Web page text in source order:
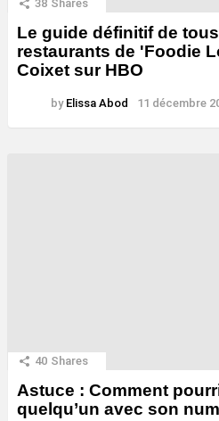
38 Shares
Le guide définitif de
restaurants de 'Foodie
Coixet sur HBO
by Elissa Abod 11 décembre
40 Shares
Astuce : Comment
quelqu’un avec son